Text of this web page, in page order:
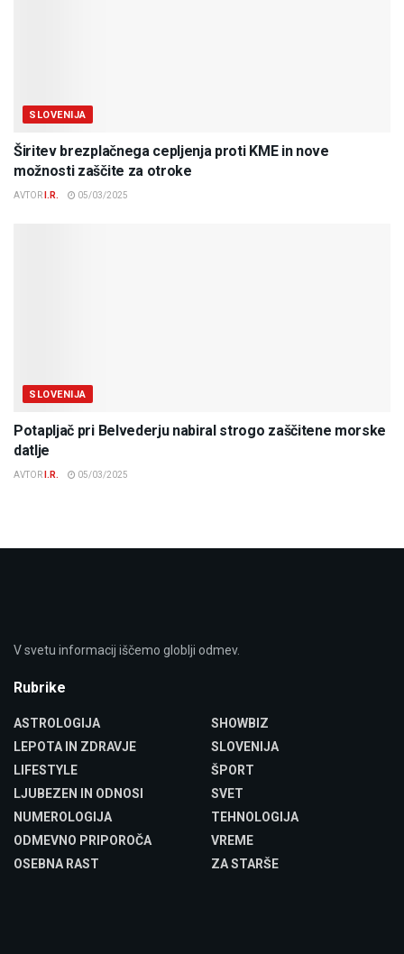
SLOVENIJA
Širitev brezplačnega cepljenja proti KME in nove
možnosti zaščite za otroke
AVTOR I.R. 05/03/2025
SLOVENIJA
Potapljač pri Belvederju nabiral strogo zaščitene morske
datlje
AVTOR I.R. 05/03/2025
V svetu informacij iščemo globlji odmev.
Rubrike
ASTROLOGIJA
LEPOTA IN ZDRAVJE
LIFESTYLE
LJUBEZEN IN ODNOSI
NUMEROLOGIJA
ODMEVNO PRIPOROČA
OSEBNA RAST
SHOWBIZ
SLOVENIJA
ŠPORT
SVET
TEHNOLOGIJA
VREME
ZA STARŠE